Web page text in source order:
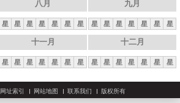
八月
星 星 星 星 星 星 星
九月
星 星 星 星 星 星 星
十一月
星 星 星 星 星 星 星
十二月
星 星 星 星 星 星 星
网址索引 网站地图 联系我们 版权所有